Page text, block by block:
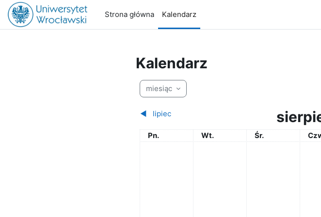
Przejdź do głównej zawartości
Strona główna
Kalendarz
Kalendarz
miesiąc
◀︎ lipiec
Poniedziałek
Pn. Wtorek
Wt. Środa
Śr.